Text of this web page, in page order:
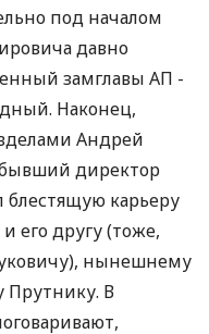
под началом
давно
замглавы АП -
Наконец,
Андрей
бывший директор
блестящую карьеру
его другу (тоже,
нынешнему
Прутнику. В